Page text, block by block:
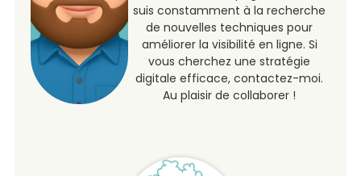
suis constamment à la recherche
de nouvelles techniques pour
améliorer la visibilité en ligne. Si
vous cherchez une stratégie
digitale efficace, contactez-moi.
Au plaisir de collaborer !